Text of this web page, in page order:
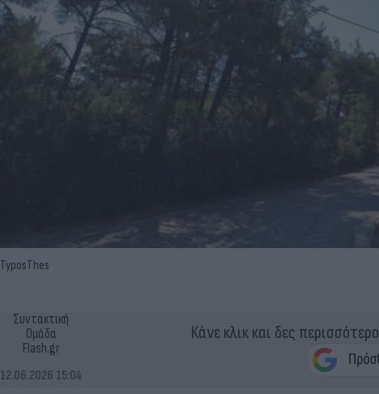
TyposThes
Συντακτική
Ομάδα
Flash.gr
12.06.2026 15:04
Κάνε κλικ και δες περισσότερο